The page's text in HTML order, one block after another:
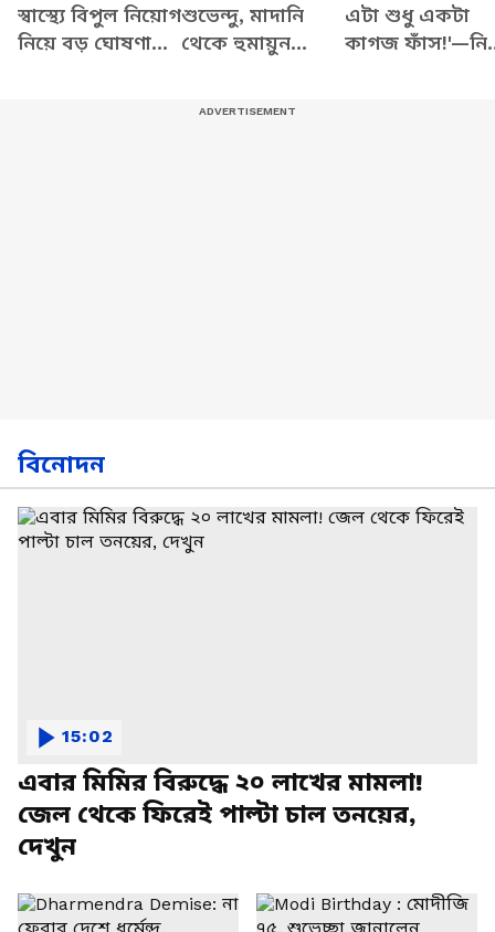
স্বাস্থ্যে বিপুল নিয়োগ
নিয়ে বড় ঘোষণা
শুভেন্দু, মাদানি
থেকে হুমায়ুন
এটা শুধু একটা
কাগজ
বিনোদন
এবার মিমির বিরুদ্ধে ২০ লাখের মামলা!
জেল থেকে ফিরেই পাল্টা চাল তনয়ের,
দেখুন
15:02